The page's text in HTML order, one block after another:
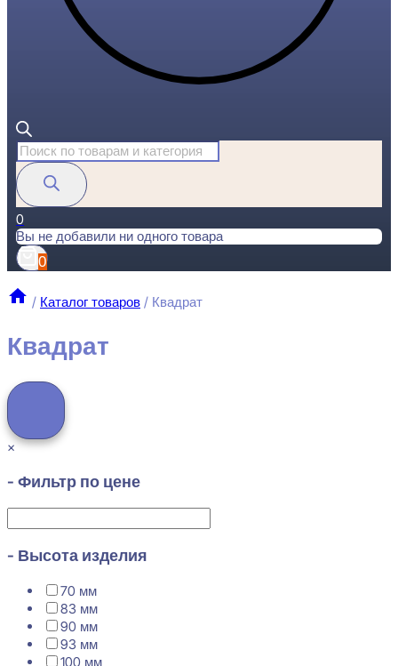
Поиск
товаров
0
Вы не добавили ни одного товара
0
/ Каталог товаров / Квадрат
Квадрат
×
- Фильтр по цене
- Высота изделия
70 мм
83 мм
90 мм
93 мм
100 мм